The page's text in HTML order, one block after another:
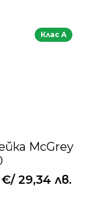
Клас A
McGrey
€/ 29,34 лв.